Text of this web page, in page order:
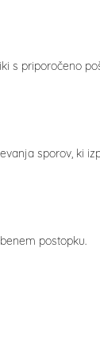
s priporočeno
sporov, ki
postopku.